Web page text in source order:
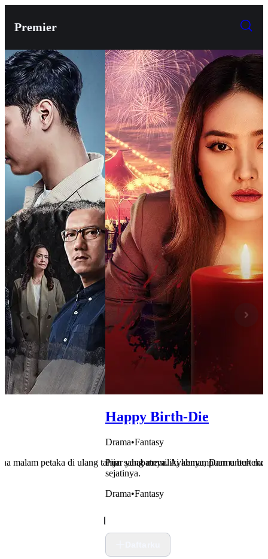
Premier
malam petaka di ulang tahun sahabatnya. Ayahnya, Darma
Happy Birth-Die
Drama•Fantasy
Pijar yang memiliki kemampuan untuk
sejatinya.
Drama•Fantasy